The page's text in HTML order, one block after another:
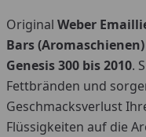
Original Weber
Bars (Aromaschienen)
Genesis 300 bis 2010.
Fettbränden und
Geschmacksverlust
Flüssigkeiten auf die